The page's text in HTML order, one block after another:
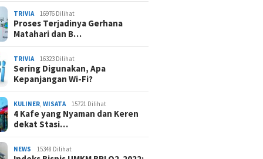
TRIVIA 16976 Dilihat
Proses Terjadinya Gerhana
Matahari dan B…
TRIVIA 16323 Dilihat
Sering Digunakan, Apa
Kepanjangan Wi-Fi?
KULINER ,WISATA 15721 Dilihat
4 Kafe yang Nyaman dan Keren
dekat Stasi…
NEWS 15348 Dilihat